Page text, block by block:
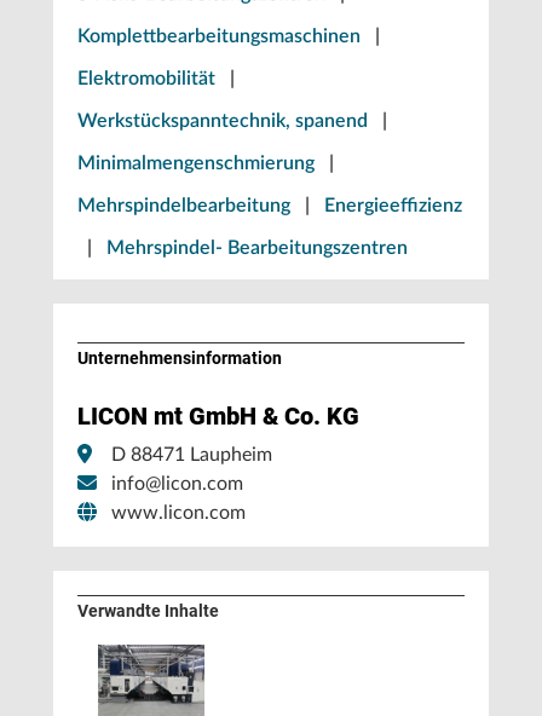
Komplettbearbeitungsmaschinen
Elektromobilität
Werkstückspanntechnik, spanend
Minimalmengenschmierung
Mehrspindelbearbeitung Energieeffizienz
Mehrspindel- Bearbeitungszentren
Unternehmens­information
LICON mt GmbH & Co. KG
D 88471 Laupheim
info@licon.com
www.licon.com
Verwandte Inhalte